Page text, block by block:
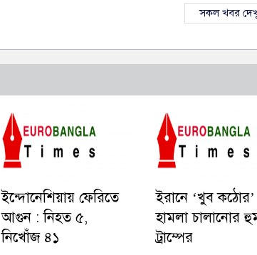
সকল খবর
ইন্দোনেশিয়ায় ফেরিতে
আগুন : নিহত ৫,
নিখোঁজ ৪১
ইরানে ‘খুব কঠোর’
হামলা চালানোর
ট্রাম্পের